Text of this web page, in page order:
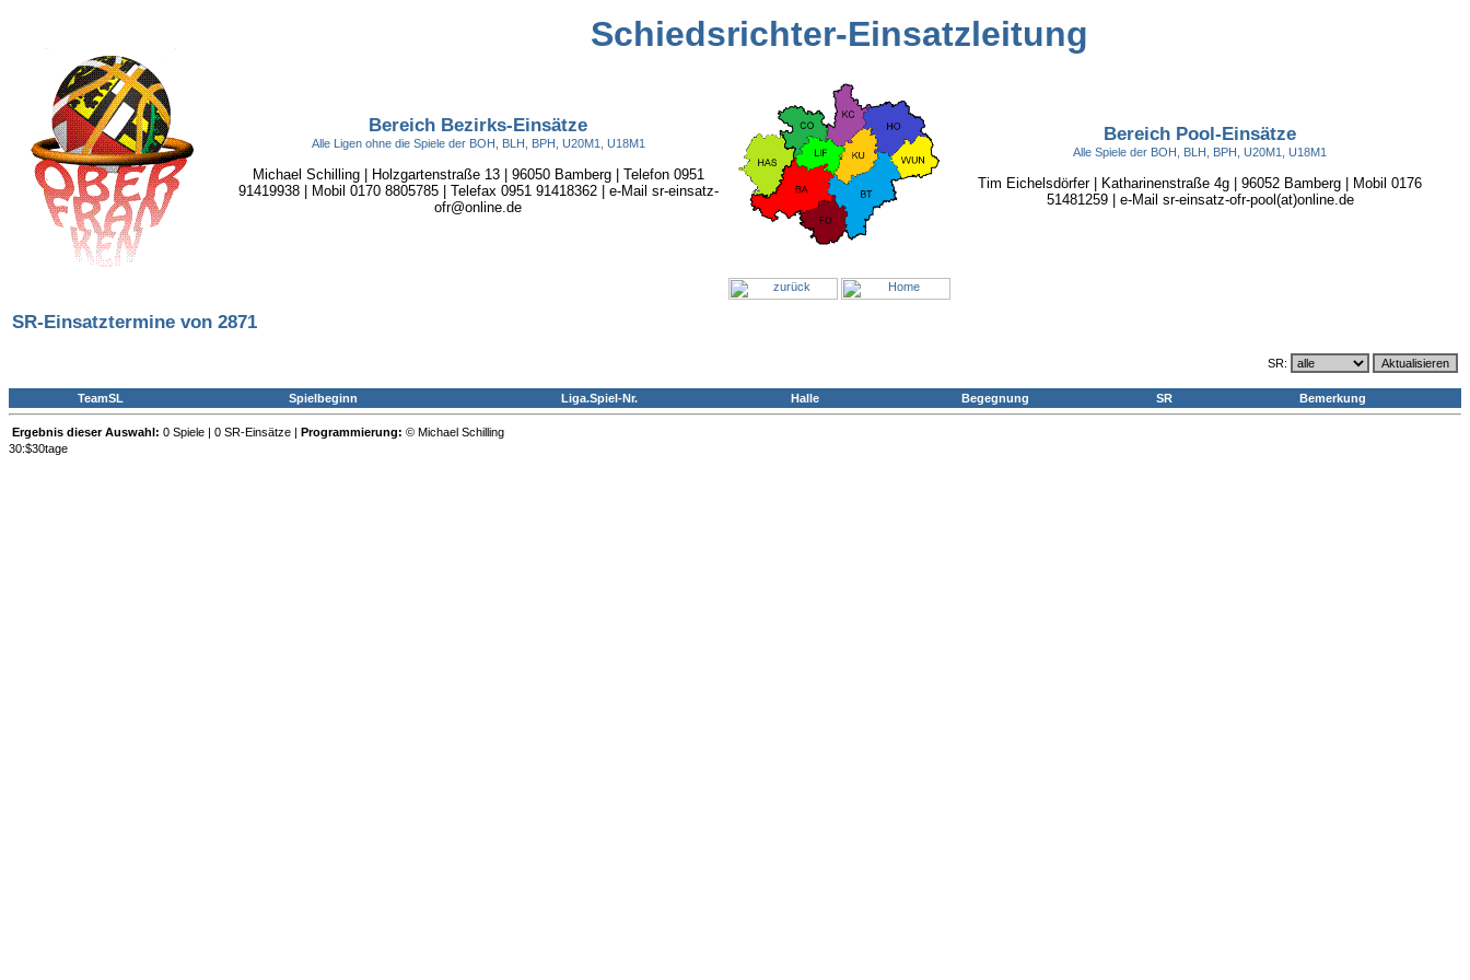
Schiedsrichter-Einsatzleitung
Bereich Bezirks-Einsätze
Alle Ligen ohne die Spiele der BOH, BLH, BPH, U20M1, U18M1
Michael Schilling | Holzgartenstraße 13 | 96050 Bamberg | Telefon 0951
91419938 | Mobil 0170 8805785 | Telefax 0951 91418362 | e-Mail sr-einsatz-
ofr@online.de
Bereich Pool-Einsätze
Alle Spiele der BOH, BLH, BPH, U20M1, U18M1
Tim Eichelsdörfer | Katharinenstraße 4g | 96052 Bamberg | Mobil 0176
51481259 | e-Mail sr-einsatz-ofr-pool(at)online.de
SR-Einsatztermine von 2871
SR:
TeamSL Spielbeginn Liga.Spiel-Nr. Halle Begegnung SR Bemerkung
Ergebnis dieser Auswahl: 0 Spiele | 0 SR-Einsätze | Programmierung: © Michael Schilling
30:$30tage